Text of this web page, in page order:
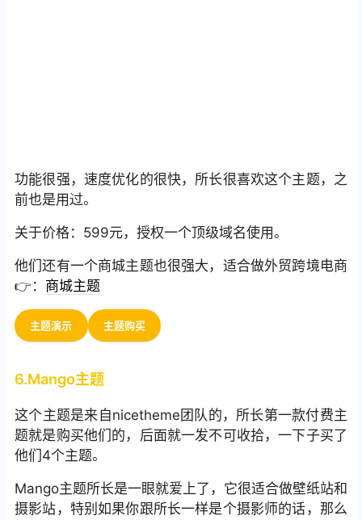
功能很强，速度优化的很快，所长很喜欢这个主题，之
前也是用过。
关于价格：599元，授权一个顶级域名使用。
他们还有一个商城主题也很强大，适合做外贸跨境电商
👉： 商城主题
主题演示 主题购买
6.Mango主题
这个主题是来自nicetheme团队的，所长第一款付费主
题就是购买他们的，后面就一发不可收拾，一下子买了
他们4个主题。
Mango主题所长是一眼就爱上了，它很适合做壁纸站和
摄影站，特别如果你跟所长一样是个摄影师的话，那么